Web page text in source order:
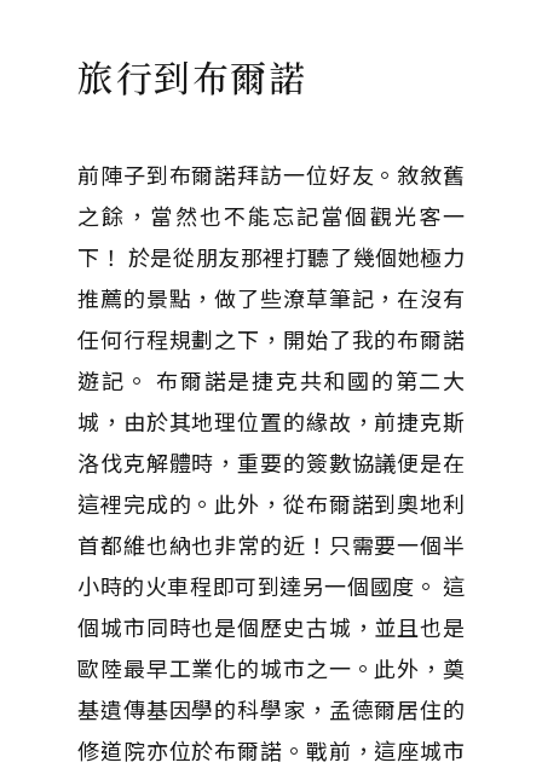
旅行到布爾諾
前陣子到布爾諾拜訪一位好友。敘敘舊
之餘，當然也不能忘記當個觀光客一
下！ 於是從朋友那裡打聽了幾個她極力
推薦的景點，做了些潦草筆記，在沒有
任何行程規劃之下，開始了我的布爾諾
遊記。 布爾諾是捷克共和國的第二大
城，由於其地理位置的緣故，前捷克斯
洛伐克解體時，重要的簽數協議便是在
這裡完成的。此外，從布爾諾到奧地利
首都維也納也非常的近！只需要一個半
小時的火車程即可到達另一個國度。 這
個城市同時也是個歷史古城，並且也是
歐陸最早工業化的城市之一。此外，奠
基遺傳基因學的科學家，孟德爾居住的
修道院亦位於布爾諾。戰前，這座城市